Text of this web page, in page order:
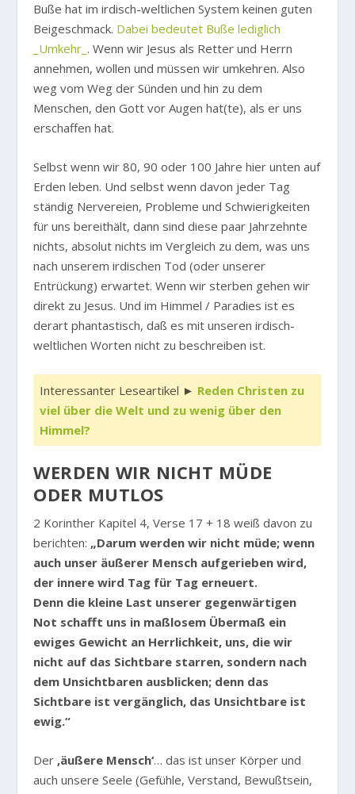
Buße hat im irdisch-weltlichen System keinen guten
Beigeschmack. Dabei bedeutet Buße lediglich
_Umkehr_ . Wenn wir Jesus als Retter und Herrn
annehmen, wollen und müssen wir umkehren. Also
weg vom Weg der Sünden und hin zu dem
Menschen, den Gott vor Augen hat(te), als er uns
erschaffen hat.
Selbst wenn wir 80, 90 oder 100 Jahre hier unten auf
Erden leben. Und selbst wenn davon jeder Tag
ständig Nervereien, Probleme und Schwierigkeiten
für uns bereithält, dann sind diese paar Jahrzehnte
nichts, absolut nichts im Vergleich zu dem, was uns
nach unserem irdischen Tod (oder unserer
Entrückung) erwartet. Wenn wir sterben gehen wir
direkt zu Jesus. Und im Himmel / Paradies ist es
derart phantastisch, daß es mit unseren irdisch-
weltlichen Worten nicht zu beschreiben ist.
Interessanter Leseartikel ► Reden Christen zu
viel über die Welt und zu wenig über den
Himmel?
WERDEN WIR NICHT MÜDE
ODER MUTLOS
2 Korinther Kapitel 4, Verse 17 + 18 weiß davon zu
berichten: „Darum werden wir nicht müde; wenn
auch unser äußerer Mensch aufgerieben wird,
der innere wird Tag für Tag erneuert.
Denn die kleine Last unserer gegenwärtigen
Not schafft uns in maßlosem Übermaß ein
ewiges Gewicht an Herrlichkeit, uns, die wir
nicht auf das Sichtbare starren, sondern nach
dem Unsichtbaren ausblicken; denn das
Sichtbare ist vergänglich, das Unsichtbare ist
ewig.“
Der ‚äußere Mensch‘… das ist unser Körper und
auch unsere Seele (Gefühle, Verstand, Bewußtsein,